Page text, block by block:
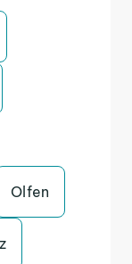
Olfen